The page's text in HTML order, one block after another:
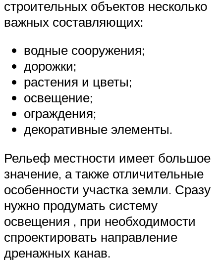
строительных объектов несколько
важных составляющих:
водные сооружения;
дорожки;
растения и цветы;
освещение;
ограждения;
декоративные элементы.
Рельеф местности имеет большое
значение, а также отличительные
особенности участка земли. Сразу
нужно продумать систему
освещения , при необходимости
спроектировать направление
дренажных канав.